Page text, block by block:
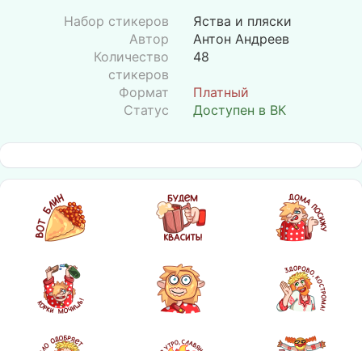
Набор стикеров
Яства и пляски
Автор
Антон Андреев
Количество
стикеров
48
Формат
Платный
Статус
Доступен в ВК